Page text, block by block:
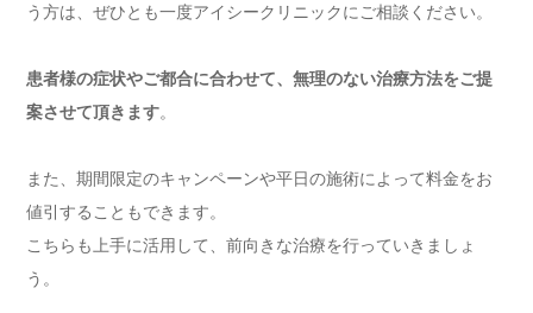
う方は、ぜひとも一度アイシークリニックにご相談ください。
患者様の症状やご都合に合わせて、無理のない治療方法をご提
案させて頂きます。
また、期間限定のキャンペーンや平日の施術によって料金をお
値引することもできます。
こちらも上手に活用して、前向きな治療を行っていきましょ
う。